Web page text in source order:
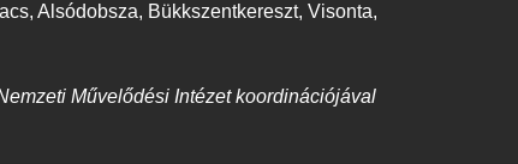
Alsódobsza, Bükkszentkereszt, Visonta,
Művelődési Intézet koordinációjával